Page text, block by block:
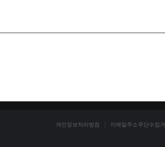
개인정보처리방침 이메일주소무단수집